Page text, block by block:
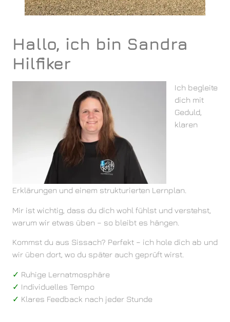
Hallo, ich bin Sandra
Hilfiker
Ich begleite
dich mit
Geduld,
klaren
Erklärungen und einem strukturierten Lernplan.
Mir ist wichtig, dass du dich wohl fühlst und verstehst,
warum wir etwas üben – so bleibt es hängen.
Kommst du aus Sissach? Perfekt – ich hole dich ab und
wir üben dort, wo du später auch geprüft wirst.
✓ Ruhige Lernatmosphäre
✓ Individuelles Tempo
✓ Klares Feedback nach jeder Stunde